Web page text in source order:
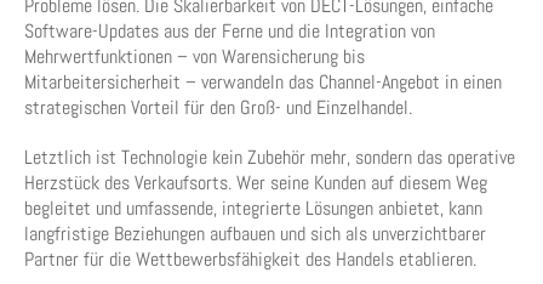
Probleme lösen. Die Skalierbarkeit von DECT-Lösungen, einfache
Software-Updates aus der Ferne und die Integration von
Mehrwertfunktionen – von Warensicherung bis
Mitarbeitersicherheit – verwandeln das Channel-Angebot in einen
strategischen Vorteil für den Groß- und Einzelhandel.
Letztlich ist Technologie kein Zubehör mehr, sondern das operative
Herzstück des Verkaufsorts. Wer seine Kunden auf diesem Weg
begleitet und umfassende, integrierte Lösungen anbietet, kann
langfristige Beziehungen aufbauen und sich als unverzichtbarer
Partner für die Wettbewerbsfähigkeit des Handels etablieren.